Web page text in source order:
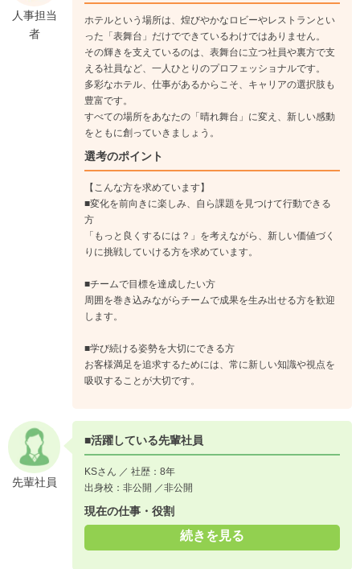
人事担当
者
ホテルという場所は、煌びやかなロビーやレストランとい
った「表舞台」だけでできているわけではありません。
その輝きを支えているのは、表舞台に立つ社員や裏方で支
える社員など、一人ひとりのプロフェッショナルです。
多彩なホテル、仕事があるからこそ、キャリアの選択肢も
豊富です。
すべての場所をあなたの「晴れ舞台」に変え、新しい感動
をともに創っていきましょう。
選考のポイント
【こんな方を求めています】
■変化を前向きに楽しみ、自ら課題を見つけて行動できる
方
「もっと良くするには？」を考えながら、新しい価値づく
りに挑戦していける方を求めています。
■チームで目標を達成したい方
周囲を巻き込みながらチームで成果を生み出せる方を歓迎
します。
■学び続ける姿勢を大切にできる方
お客様満足を追求するためには、常に新しい知識や視点を
吸収することが大切です。
先輩社員
■活躍している先輩社員
KSさん ／ 社歴：8年
出身校：非公開 ／非公開
現在の仕事・役割
続きを見る